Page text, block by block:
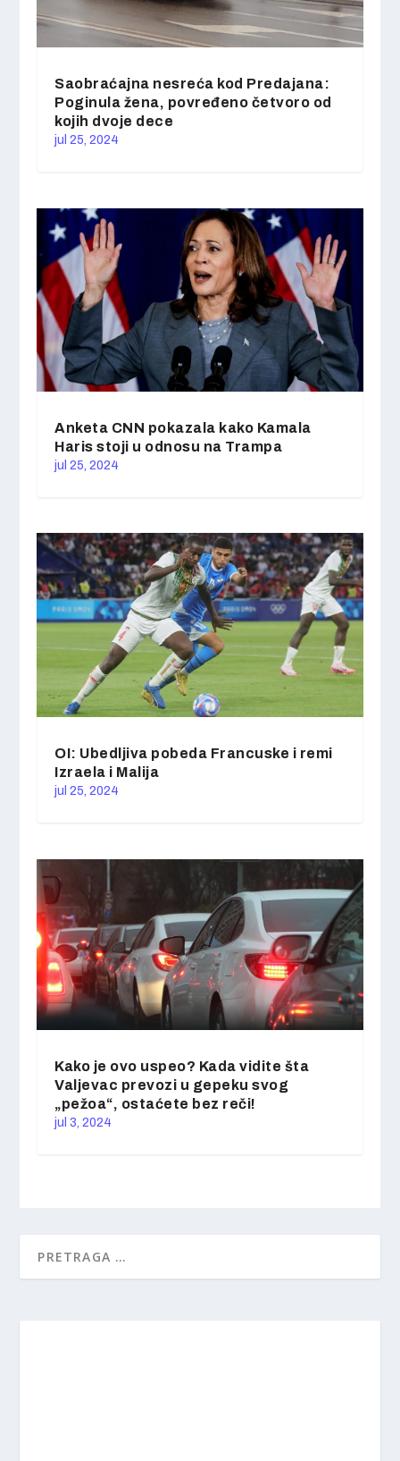
Saobraćajna nesreća kod Predajana:
Poginula žena, povređeno četvoro od
kojih dvoje dece
jul 25, 2024
Anketa CNN pokazala kako Kamala
Haris stoji u odnosu na Trampa
jul 25, 2024
OI: Ubedljiva pobeda Francuske i remi
Izraela i Malija
jul 25, 2024
Kako je ovo uspeo? Kada vidite šta
Valjevac prevozi u gepeku svog
„pežoa“, ostaćete bez reči!
jul 3, 2024